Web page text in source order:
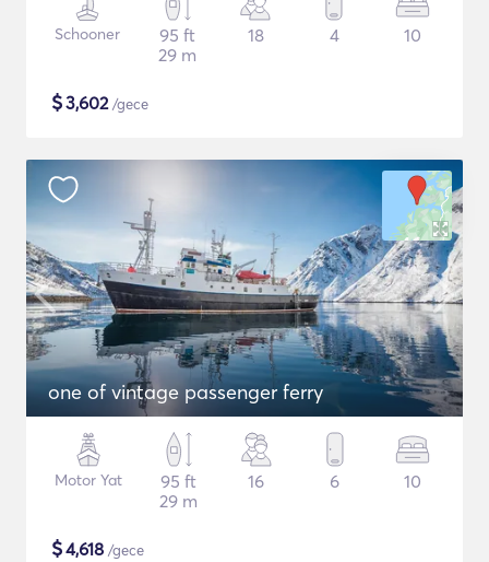
Schooner
95 ft
29 m
18 4 10
$3,602/gece
one of vintage passenger ferry
Motor Yat
95 ft
29 m
16 6 10
$4,618 /gece